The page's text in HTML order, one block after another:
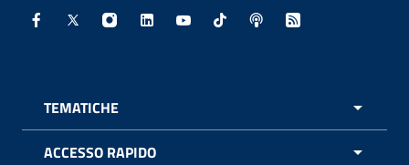
Facebook - Sito esterno - Apertura in nuova finestra
X - Sito esterno - Apertura in nuova finestra
Instagram - Sito esterno - Apertura in
Linkedin - Sito esterno - Apertura in
Youtube - Sito esterno -
TikTok - Sito esterno -
Spreaker - Sito
Feed RSS -
TEMATICHE
ACCESSO RAPIDO